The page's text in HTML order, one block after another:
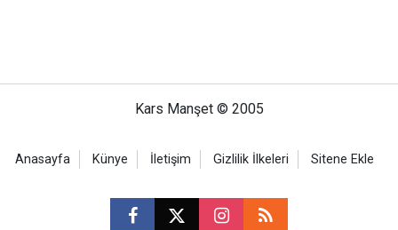
Kars Manşet © 2005
Anasayfa Künye İletişim Gizlilik İlkeleri Sitene Ekle